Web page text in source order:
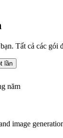
Tất cả các
lần
năm
image